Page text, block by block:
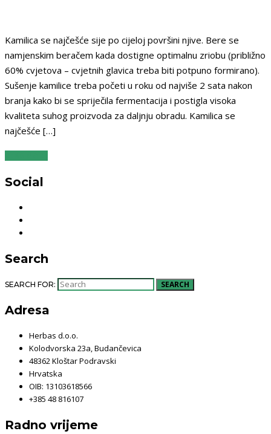
Kamilica se najčešće sije po cijeloj površini njive. Bere se
namjenskim beračem kada dostigne optimalnu zriobu (približno
60% cvjetova – cvjetnih glavica treba biti potpuno formirano).
Sušenje kamilice treba početi u roku od najviše 2 sata nakon
branja kako bi se spriječila fermentacija i postigla visoka
kvaliteta suhog proizvoda za daljnju obradu. Kamilica se
najčešće […]
Social
Search
SEARCH FOR: SEARCH
Adresa
Herbas d.o.o.
Kolodvorska 23a, Budančevica
48362 Kloštar Podravski
Hrvatska
OIB: 13103618566
+385 48 816107
Radno vrijeme